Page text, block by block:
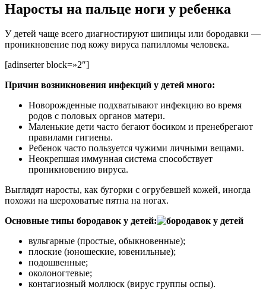
Наросты на пальце ноги у ребенка
У детей чаще всего диагностируют шипицы или бородавки —
проникновение под кожу вируса папилломы человека.
[adinserter block=»2″]
Причин возникновения инфекций у детей много:
Новорожденные подхватывают инфекцию во время
родов с половых органов матери.
Маленькие дети часто бегают босиком и пренебрегают
правилами гигиены.
Ребенок часто пользуется чужими личными вещами.
Неокрепшая иммунная система способствует
проникновению вируса.
Выглядят наросты, как бугорки с огрубевшей кожей, иногда
похожи на шероховатые пятна на ногах.
Основные типы бородавок у детей:
вульгарные (простые, обыкновенные);
плоские (юношеские, ювенильные);
подошвенные;
околоногтевые;
контагиозный моллюск (вирус группы оспы).